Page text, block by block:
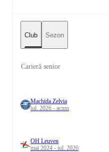
Club Sezon
Carieră senior
Machida Zelvia
iul. 2026 - acum
OH Leuven
mai 2024 - iul. 2026